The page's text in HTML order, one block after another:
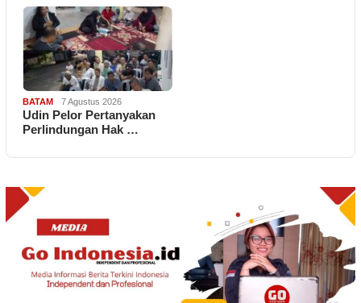
BATAM 7 Agustus 2026
Udin Pelor Pertanyakan
Perlindungan Hak …